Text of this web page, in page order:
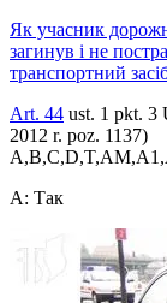
Як учасник
загинув і не
транспортний
Art. 44 ust. 1 pkt. 3
2012 r. poz. 1137)
A: Так